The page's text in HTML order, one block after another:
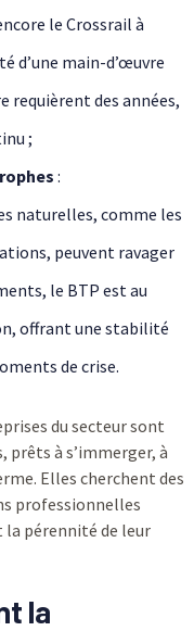
le Crossrail à
d’une main-d’œuvre
requièrent des années,
;
:
naturelles, comme les
peuvent ravager
le BTP est au
offrant une stabilité
de crise.
du secteur sont
à s’immerger, à
Elles cherchent des
professionnelles
pérennité de leur
la